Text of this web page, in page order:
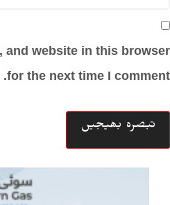
and website in this browser
for the next time I comment.